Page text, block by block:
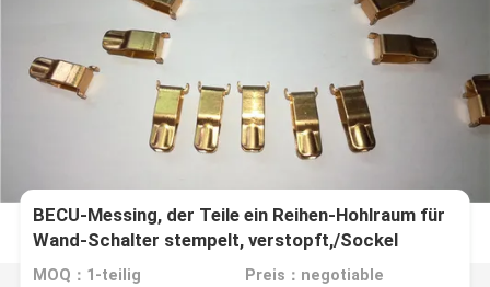
BECU-Messing, der Teile ein Reihen-Hohlraum für
Wand-Schalter stempelt, verstopft,/Sockel
MOQ：1-teilig Preis：negotiable